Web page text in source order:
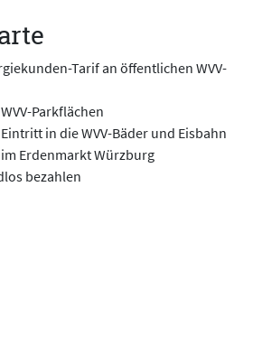
Tarif an öffentlichen WVV-
Parkflächen
in die WVV-Bäder und Eisbahn
Erdenmarkt Würzburg
bezahlen